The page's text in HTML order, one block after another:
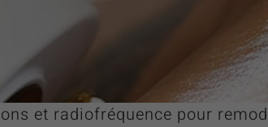
et radiofréquence pour